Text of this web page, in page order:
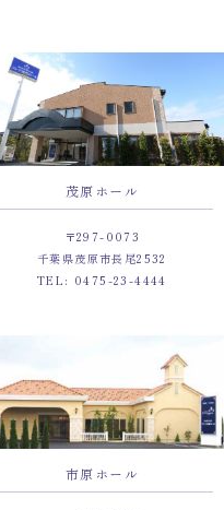
茂原ホール
〒297-0073
千葉県茂原市長尾2532
TEL: 0475-23-4444
市原ホール